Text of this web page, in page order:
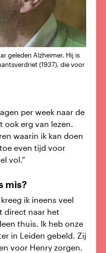
geleden Alzheimer. Hij is
(1937), die voor
per week naar de
ook erg van lezen.
waarin ik kan doen
even tijd voor
vol.”
mis?
ik ineens veel
direct naar het
thuis. Ik heb onze
in Leiden gebeld. Zij
voor Henry zorgen.